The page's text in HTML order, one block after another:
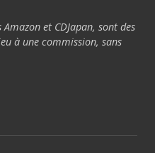
et CDJapan, sont des
à une commission, sans